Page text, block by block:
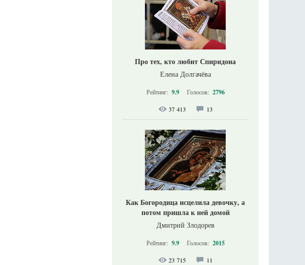
Про тех, кто любит Спиридона
Елена Долгачёва
Рейтинг: 9.9 Голосов: 2796
37 413 13
Как Богородица исцелила девочку, а
потом пришла к ней домой
Дмитрий Злодорев
Рейтинг: 9.9 Голосов: 2015
23 715 11